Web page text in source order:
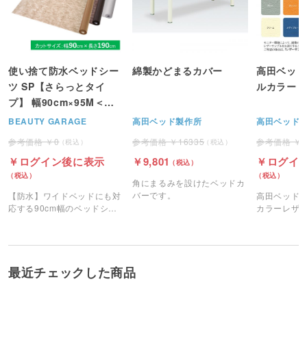
使い捨て防水ベッドシー
ツ SP【さらっとタイ
プ】 幅90cm×95M＜注
文2個単位＞
BEAUTY GARAGE
0
ログイン後に表示
【防水】ワイドベッドにも対
応する90cm幅のベッドシー
綿製かどまるカバー
高田ベッド製作所
16335
9,801
角にまるみを設けたベッドカ
バーです。
高田ベッ
ルカラー
高田ベッド
ログイ
高田ベッド
カラーレザ
最近チェックした商品